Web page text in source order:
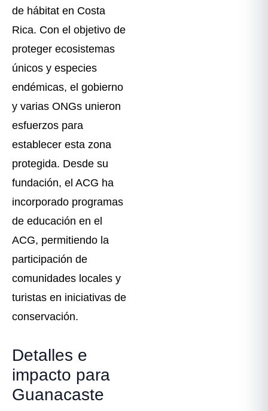
de hábitat en Costa
Rica. Con el objetivo de
proteger ecosistemas
únicos y especies
endémicas, el gobierno
y varias ONGs unieron
esfuerzos para
establecer esta zona
protegida. Desde su
fundación, el ACG ha
incorporado programas
de educación en el
ACG, permitiendo la
participación de
comunidades locales y
turistas en iniciativas de
conservación.
Detalles e
impacto para
Guanacaste